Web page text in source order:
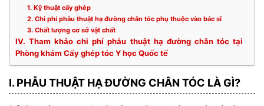
1. Kỹ thuật cấy ghép
2. Chi phí phẫu thuật hạ đường chân tóc phụ thuộc vào bác sĩ
3. Chất lượng cơ sở vật chất
IV. Tham khảo chi phí phẫu thuật hạ đường chân tóc tại
Phòng khám Cấy ghép tóc Y học Quốc tế
I. PHẪU THUẬT HẠ ĐƯỜNG CHÂN TÓC LÀ GÌ?